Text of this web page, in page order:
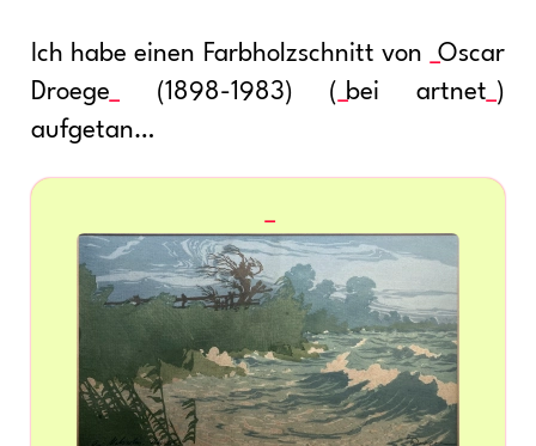
Ich habe einen Farbholzschnitt von
Oscar
Droege
(1898-1983) ( bei artnet )
aufgetan…